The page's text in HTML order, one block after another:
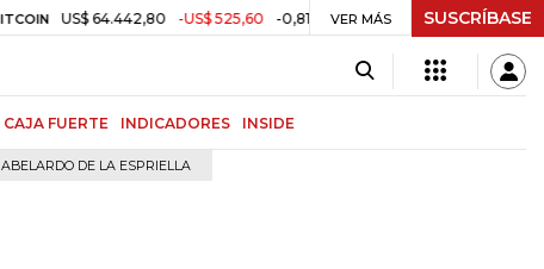
US$ 64.442,80 -US$ 525,60 -0,81% TRM $ 3.157,43 -$ 21,97 -
VER MÁS SUSCRÍBASE
CAJA FUERTE INDICADORES INSIDE
ABELARDO DE LA ESPRIELLA